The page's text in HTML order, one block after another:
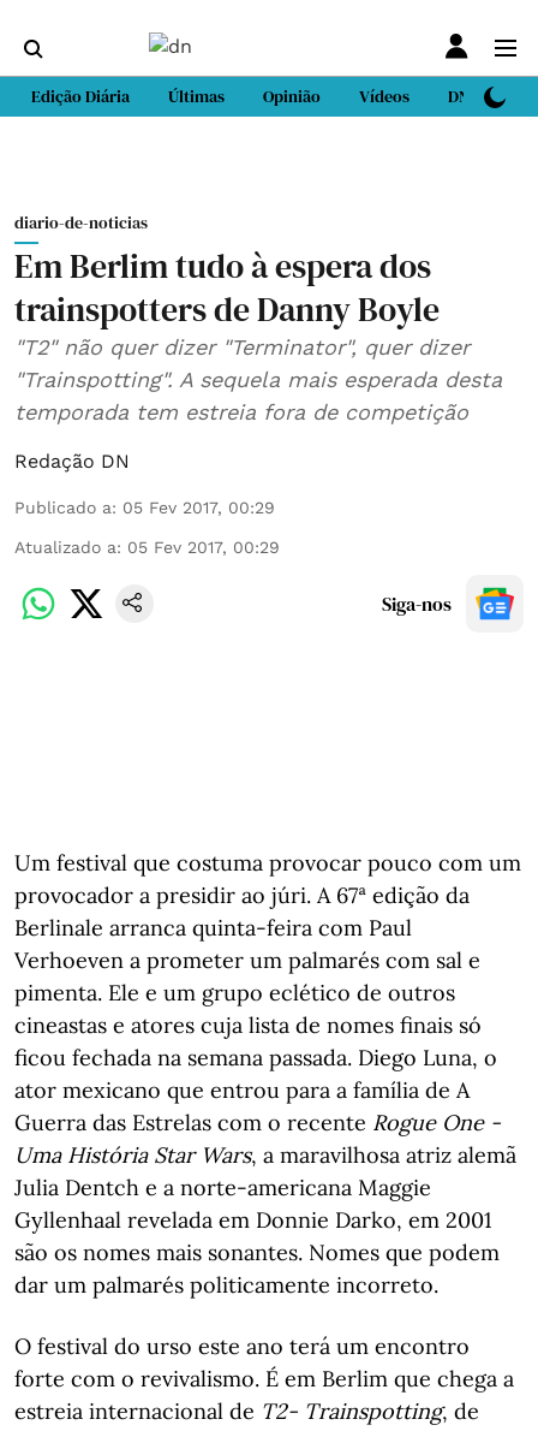
Edição Diária Últimas Opinião Vídeos DN Sport
diario-de-noticias
Em Berlim tudo à espera dos
trainspotters de Danny Boyle
"T2" não quer dizer "Terminator", quer dizer
"Trainspotting". A sequela mais esperada desta
temporada tem estreia fora de competição
Redação DN
Publicado a: 05 Fev 2017, 00:29
Atualizado a: 05 Fev 2017, 00:29
Siga-nos
Um festival que costuma provocar pouco com um
provocador a presidir ao júri. A 67ª edição da
Berlinale arranca quinta-feira com Paul
Verhoeven a prometer um palmarés com sal e
pimenta. Ele e um grupo eclético de outros
cineastas e atores cuja lista de nomes finais só
ficou fechada na semana passada. Diego Luna, o
ator mexicano que entrou para a família de A
Guerra das Estrelas com o recente Rogue One -
Uma História Star Wars, a maravilhosa atriz alemã
Julia Dentch e a norte-americana Maggie
Gyllenhaal revelada em Donnie Darko, em 2001
são os nomes mais sonantes. Nomes que podem
dar um palmarés politicamente incorreto.
O festival do urso este ano terá um encontro
forte com o revivalismo. É em Berlim que chega a
estreia internacional de T2- Trainspotting, de